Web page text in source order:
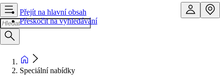
Přejít na hlavní obsah
Přeskočit na vyhledávání
Speciální nabídky